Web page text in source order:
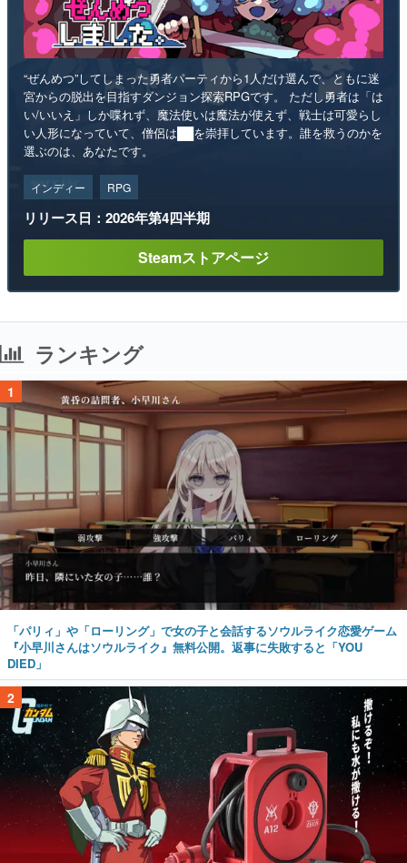
“ぜんめつ”してしまった勇者パーティから1人だけ選んで、ともに迷
宮からの脱出を目指すダンジョン探索RPGです。 ただし勇者は「は
い/いいえ」しか喋れず、魔法使いは魔法が使えず、戦士は可愛らし
い人形になっていて、僧侶は██を崇拝しています。誰を救うのかを
選ぶのは、あなたです。
インディー RPG
リリース日：2026年第4四半期
Steamストアページ
ランキング
1
「パリィ」や「ローリング」で女の子と会話するソウルライク恋愛ゲーム
『小早川さんはソウルライク』無料公開。返事に失敗すると「YOU
DIED」
2